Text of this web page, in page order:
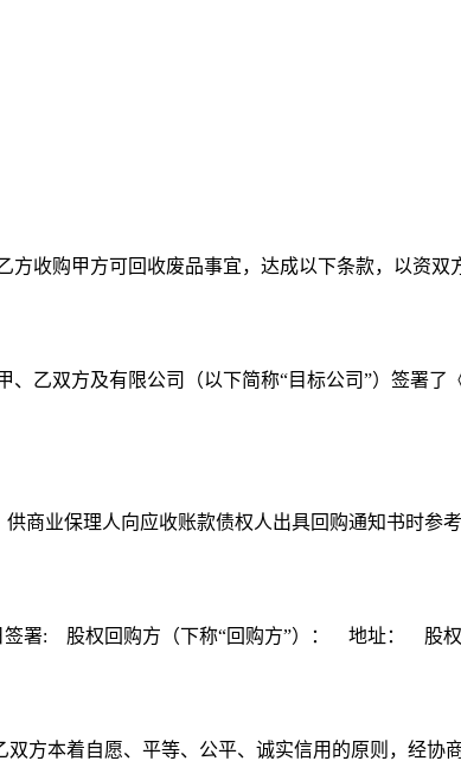
收购甲方可回收废品事宜，达成以下条款，以资双
及有限公司（以下简称“目标公司”）签署了《
商业保理人向应收账款债权人出具回购通知书时参
签署: 股权回购方（下称“回购方”）： 地址： 股
方本着自愿、平等、公平、诚实信用的原则，经协